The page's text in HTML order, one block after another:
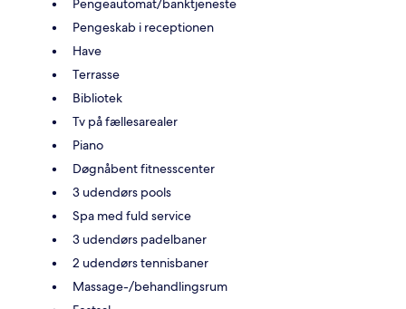
Pengeautomat/banktjeneste
Pengeskab i receptionen
Have
Terrasse
Bibliotek
Tv på fællesarealer
Piano
Døgnåbent fitnesscenter
3 udendørs pools
Spa med fuld service
3 udendørs padelbaner
2 udendørs tennisbaner
Massage-/behandlingsrum